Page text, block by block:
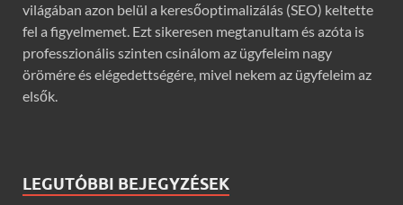
világában azon belül a keresőoptimalizálás (SEO) keltette
fel a figyelmemet. Ezt sikeresen megtanultam és azóta is
professzionális szinten csinálom az ügyfeleim nagy
örömére és elégedettségére, mivel nekem az ügyfeleim az
elsők.
LEGUTÓBBI BEJEGYZÉSEK